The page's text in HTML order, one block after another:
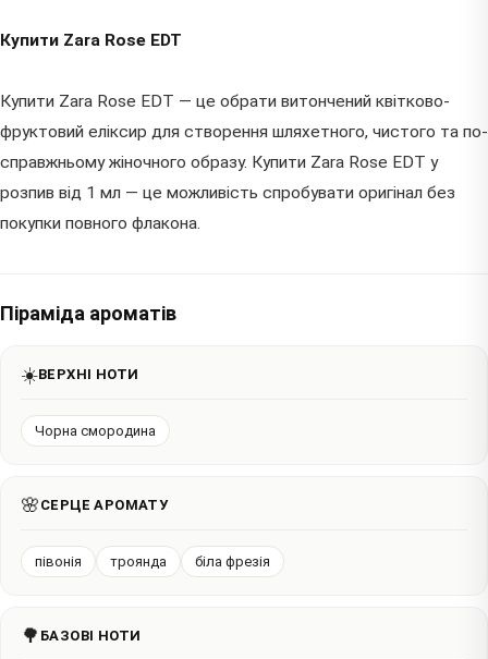
Купити Zara Rose EDT
Купити Zara Rose EDT — це обрати витончений квітково-
фруктовий еліксир для створення шляхетного, чистого та по-
справжньому жіночного образу. Купити Zara Rose EDT у
розпив від 1 мл — це можливість спробувати оригінал без
покупки повного флакона.
Піраміда ароматів
☀️ВЕРХНІ НОТИ
Чорна смородина
🌸 СЕРЦЕ АРОМАТУ
півонія троянда біла фрезія
🌳 БАЗОВІ НОТИ